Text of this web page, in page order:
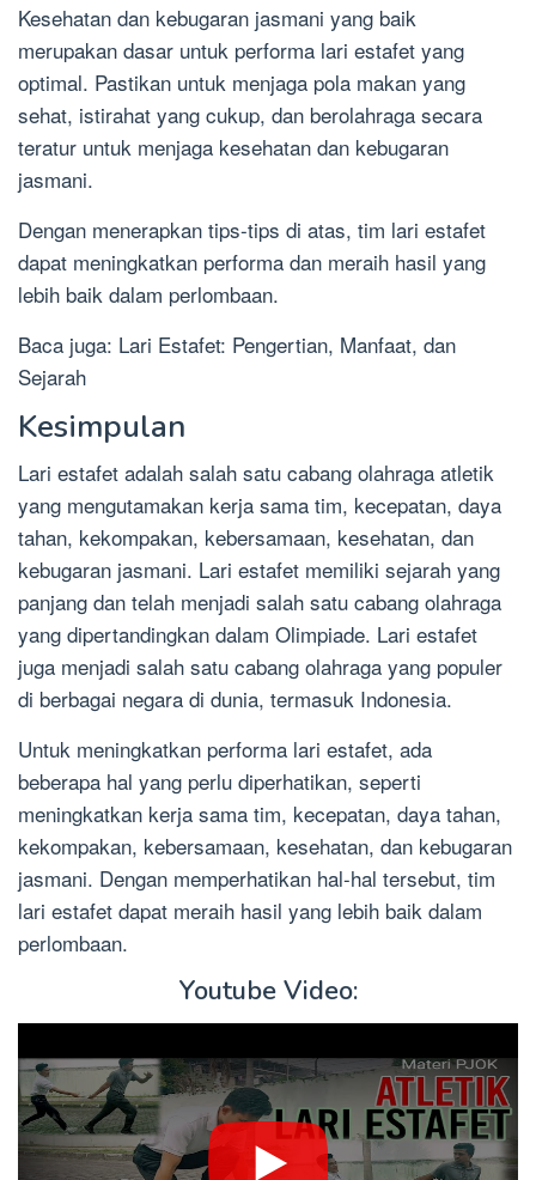
Kesehatan dan kebugaran jasmani yang baik
merupakan dasar untuk performa lari estafet yang
optimal. Pastikan untuk menjaga pola makan yang
sehat, istirahat yang cukup, dan berolahraga secara
teratur untuk menjaga kesehatan dan kebugaran
jasmani.
Dengan menerapkan tips-tips di atas, tim lari estafet
dapat meningkatkan performa dan meraih hasil yang
lebih baik dalam perlombaan.
Baca juga: Lari Estafet: Pengertian, Manfaat, dan
Sejarah
Kesimpulan
Lari estafet adalah salah satu cabang olahraga atletik
yang mengutamakan kerja sama tim, kecepatan, daya
tahan, kekompakan, kebersamaan, kesehatan, dan
kebugaran jasmani. Lari estafet memiliki sejarah yang
panjang dan telah menjadi salah satu cabang olahraga
yang dipertandingkan dalam Olimpiade. Lari estafet
juga menjadi salah satu cabang olahraga yang populer
di berbagai negara di dunia, termasuk Indonesia.
Untuk meningkatkan performa lari estafet, ada
beberapa hal yang perlu diperhatikan, seperti
meningkatkan kerja sama tim, kecepatan, daya tahan,
kekompakan, kebersamaan, kesehatan, dan kebugaran
jasmani. Dengan memperhatikan hal-hal tersebut, tim
lari estafet dapat meraih hasil yang lebih baik dalam
perlombaan.
Youtube Video: